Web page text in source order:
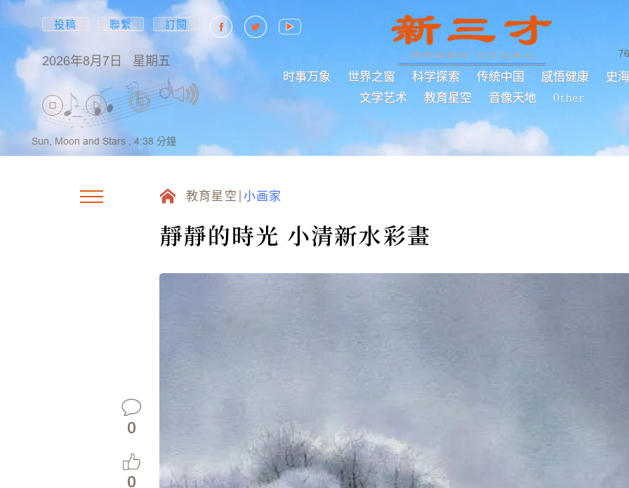
投稿 聯繫 訂閱
2026年8月7日 星期五
时事万象 世界之窗 科学探索 传统中国 感悟健康
史
文学艺术
教育星空 音像天地 Other
Sun, Moon and Stars , 4:38 分鐘
教育星空 小画家
靜靜的時光 小清新水彩畫
0
0